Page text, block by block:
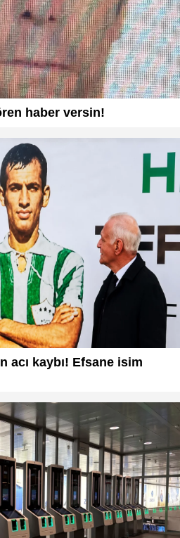
haber versin!
acı kaybı! Efsane isim